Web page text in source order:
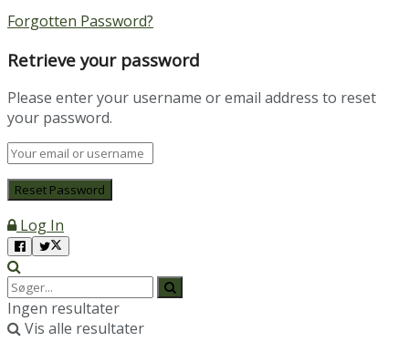
Forgotten Password?
Retrieve your password
Please enter your username or email address to reset
your password.
Log In
Ingen resultater
Vis alle resultater